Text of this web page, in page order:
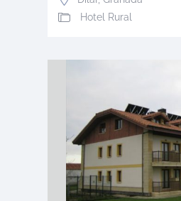
Hotel Rural